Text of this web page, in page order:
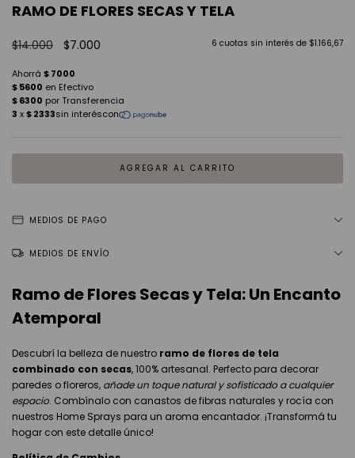
RAMO DE FLORES SECAS Y TELA
$14.000 $7.000 6 cuotas sin interés de $1.166,67
MEDIOS DE PAGO
MEDIOS DE ENVÍO
Ramo de Flores Secas y Tela: Un Encanto
Atemporal
Descubrí la belleza de nuestro ramo de flores de tela
combinado con secas, 100% artesanal. Perfecto para decorar
paredes o floreros, añade un toque natural y sofisticado a cualquier
espacio. Combínalo con canastos de fibras naturales y rocía con
nuestros Home Sprays para un aroma encantador. ¡Transformá tu
hogar con este detalle único!